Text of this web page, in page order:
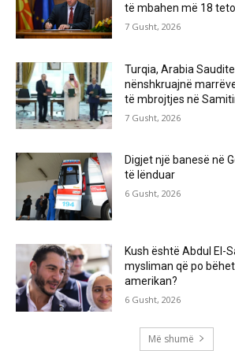
të mbahen më 18
7 Gusht, 2026
Turqia, Arabia
nënshkruajnë
të mbrojtjes në
7 Gusht, 2026
Digjet një banesë në
të lënduar
6 Gusht, 2026
Kush është Abdul El-
mysliman që po
amerikan?
6 Gusht, 2026
Më shumë